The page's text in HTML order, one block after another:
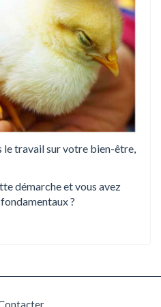
le travail sur votre bien-être,
démarche et vous avez
?